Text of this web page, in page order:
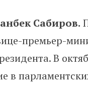
Сабиров.
премьер-
В
в